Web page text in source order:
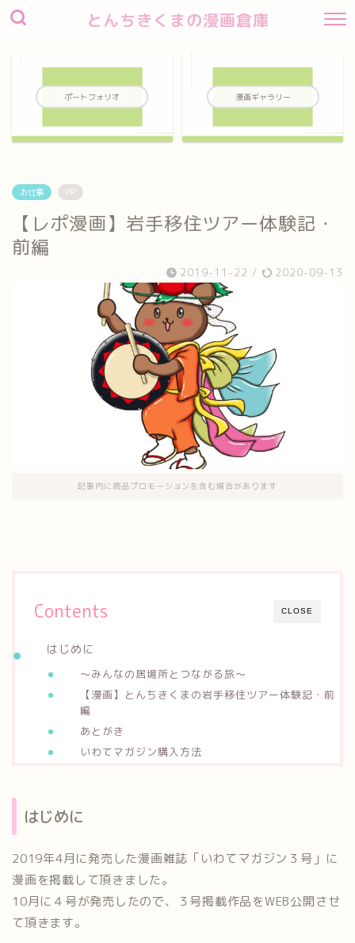
とんちきくまの漫画倉庫
ポートフォリオ 漫画ギャラリー
お仕事 PR
【レポ漫画】岩手移住ツアー体験記・
前編
2019-11-22 / 2020-09-13
記事内に商品プロモーションを含む場合があります
CLOSE
Contents
はじめに
～みんなの居場所とつながる旅～
【漫画】とんちきくまの岩手移住ツアー体験記・前
編
あとがき
いわてマガジン購入方法
はじめに
2019年4月に発売した漫画雑誌「いわてマガジン３号」に
漫画を掲載して頂きました。
10月に４号が発売したので、３号掲載作品をWEB公開させ
て頂きます。